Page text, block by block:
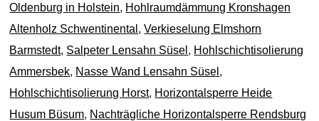
Oldenburg in Holstein, Hohlraumdämmung Kronshagen
Altenholz Schwentinental ,Verkieselung Elmshorn
Barmstedt, Salpeter Lensahn Süsel , Hohlschichtisolierung
Ammersbek, Nasse Wand Lensahn Süsel ,
Hohlschichtisolierung Horst, Horizontalsperre Heide
Husum Büsum, Nachträgliche Horizontalsperre Rendsburg